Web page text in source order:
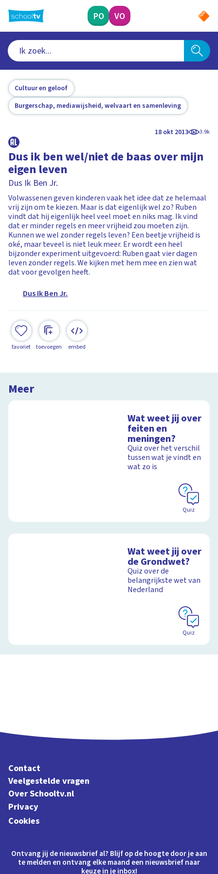
naar
hoofdinhoud
PO VO
Cultuur en geloof
Burgerschap, mediawijsheid, welvaart en samenleving
18 okt 2013 3.9k
Dus ik ben wel/niet de baas over mijn
eigen leven
Dus Ik Ben Jr.
Volwassenen geven kinderen vaak het idee dat ze helemaal
vrij zijn om te kiezen. Maar is dat eigenlijk wel zo? Ruben
vindt dat hij eigenlijk heel veel moet en niks mag. Ik vind
dat er minder regels en meer vrijheid zou moeten zijn.
Kunnen we wel zonder regels leven? Een beetje vrijheid is
oké, maar teveel is niet leuk meer. Er wordt een heel
bijzonder experiment uitgevoerd: Ruben gaat vier dagen
leven zonder regels. We kijken met hem mee en zien wat
dat voor gevolgen heeft.
Dus Ik Ben Jr.
favoriet toevoegen embed
Meer
Wat weet jij over
feiten en
meningen?
Quiz over het verschil
tussen wat je vindt en
wat zo is
Quiz
Wat weet jij over
de Grondwet?
Quiz over de
belangrijkste wet van
Nederland
Quiz
Contact
Veelgestelde vragen
Over Schooltv.nl
Privacy
Cookies
Ontvang jij de nieuwsbrief al? Blijf op de hoogte door je aan
te melden en ontvang elke maand een nieuwsbrief naar
keuze in je inbox!